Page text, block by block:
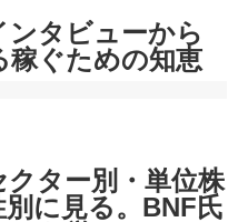
ンタビューから
稼ぐための知恵
クター別・単位株
別に見る。BNF氏